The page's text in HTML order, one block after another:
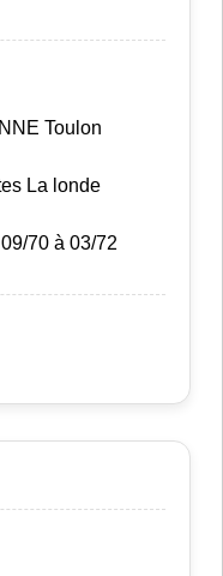
Toulon
La londe
70 à 03/72